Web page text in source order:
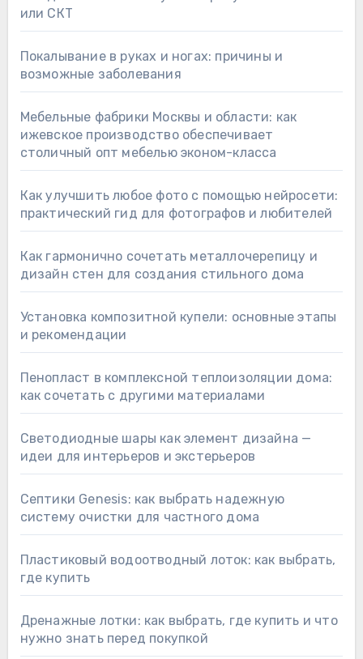
или СКТ
Покалывание в руках и ногах: причины и
возможные заболевания
Мебельные фабрики Москвы и области: как
ижевское производство обеспечивает
столичный опт мебелью эконом-класса
Как улучшить любое фото с помощью нейросети:
практический гид для фотографов и любителей
Как гармонично сочетать металлочерепицу и
дизайн стен для создания стильного дома
Установка композитной купели: основные этапы
и рекомендации
Пенопласт в комплексной теплоизоляции дома:
как сочетать с другими материалами
Светодиодные шары как элемент дизайна —
идеи для интерьеров и экстерьеров
Септики Genesis: как выбрать надежную
систему очистки для частного дома
Пластиковый водоотводный лоток: как выбрать,
где купить
Дренажные лотки: как выбрать, где купить и что
нужно знать перед покупкой